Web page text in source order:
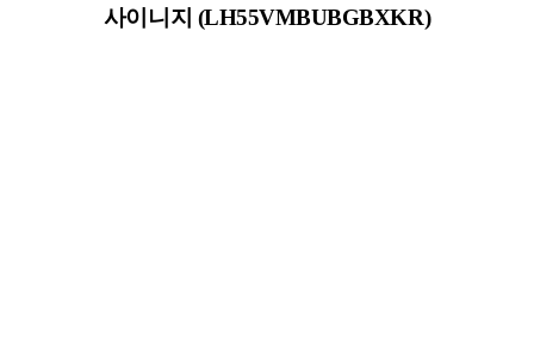
사이니지 (LH55VMBUBGBXKR)